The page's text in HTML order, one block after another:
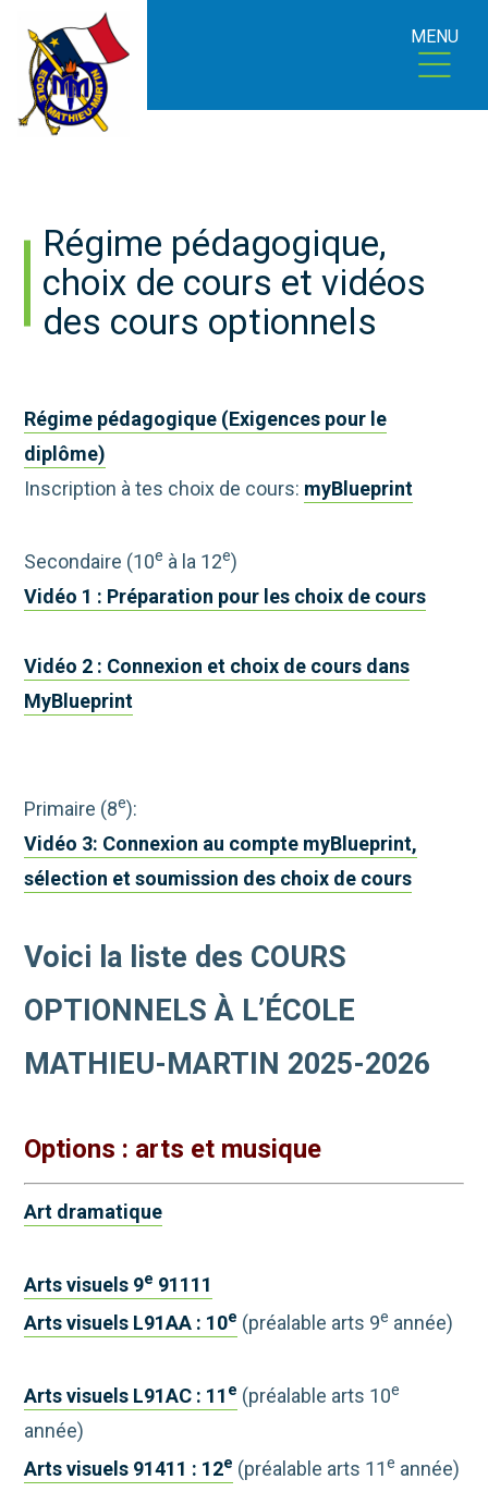
MENU
Régime pédagogique,
choix de cours et vidéos
des cours optionnels
Régime pédagogique (Exigences pour le
diplôme)
Inscription à tes choix de cours: myBlueprint
Secondaire (10e à la 12e)
Vidéo 1 : Préparation pour les choix de cours
Vidéo 2 : Connexion et choix de cours dans
MyBlueprint
Primaire (8e):
Vidéo 3: Connexion au compte myBlueprint,
sélection et soumission des choix de cours
Voici la liste des COURS
OPTIONNELS À L’ÉCOLE
MATHIEU-MARTIN 2025-2026
Options : arts et musique
Art dramatique
Arts visuels 9e 91111
Arts visuels L91AA : 10e (préalable arts 9e année)
Arts visuels L91AC : 11 e (préalable arts 10e
année)
Arts visuels 91411 : 12e (préalable arts 11e année)